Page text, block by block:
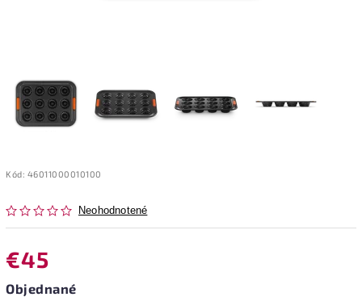
Kód: 46011000010100
Neohodnotené
€45
Objednané